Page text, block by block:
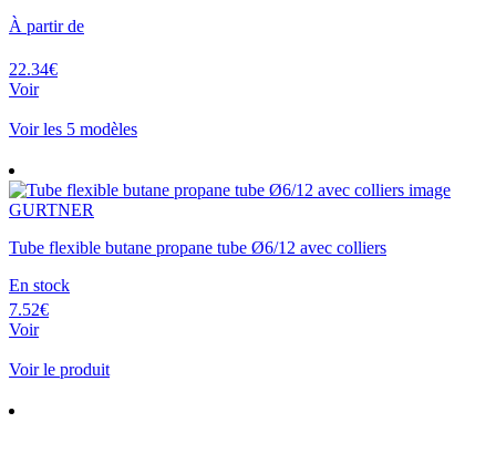
À partir de
22.34€
Voir
Voir les 5 modèles
GURTNER
Tube flexible butane propane tube Ø6/12 avec colliers
En stock
7.52€
Voir
Voir le produit